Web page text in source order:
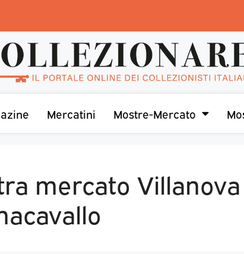
Mercatini Mostre-Mercato
mercato